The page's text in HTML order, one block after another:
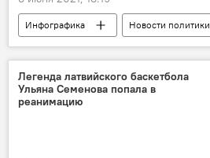
Инфографика
Новости
Мультимедиа
Легенда латвийского баскетбола
Ульяна Семенова попала в
реанимацию